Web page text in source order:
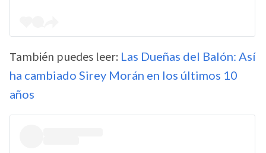
También puedes leer: Las Dueñas del Balón: Así
ha cambiado Sirey Morán en los últimos 10
años